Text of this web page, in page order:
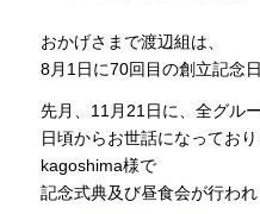
おかげさまで渡辺組は、
8月1日に70回目の創立記念
先月、11月21日に、全グル
日頃からお世話になってお
kagoshima様で
記念式典及び昼食会が行われ